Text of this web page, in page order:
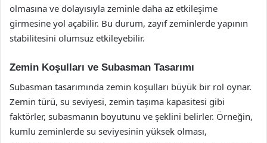
olmasına ve dolayısıyla zeminle daha az etkileşime
girmesine yol açabilir. Bu durum, zayıf zeminlerde yapının
stabilitesini olumsuz etkileyebilir.
Zemin Koşulları ve Subasman Tasarımı
Subasman tasarımında zemin koşulları büyük bir rol oynar.
Zemin türü, su seviyesi, zemin taşıma kapasitesi gibi
faktörler, subasmanın boyutunu ve şeklini belirler. Örneğin,
kumlu zeminlerde su seviyesinin yüksek olması,